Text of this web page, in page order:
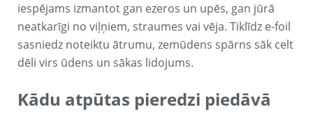
iespējams izmantot gan ezeros un upēs, gan jūrā
neatkarīgi no viļņiem, straumes vai vēja. Tiklīdz e-foil
sasniedz noteiktu ātrumu, zemūdens spārns sāk celt
dēli virs ūdens un sākas lidojums.
Kādu atpūtas pieredzi piedāvā